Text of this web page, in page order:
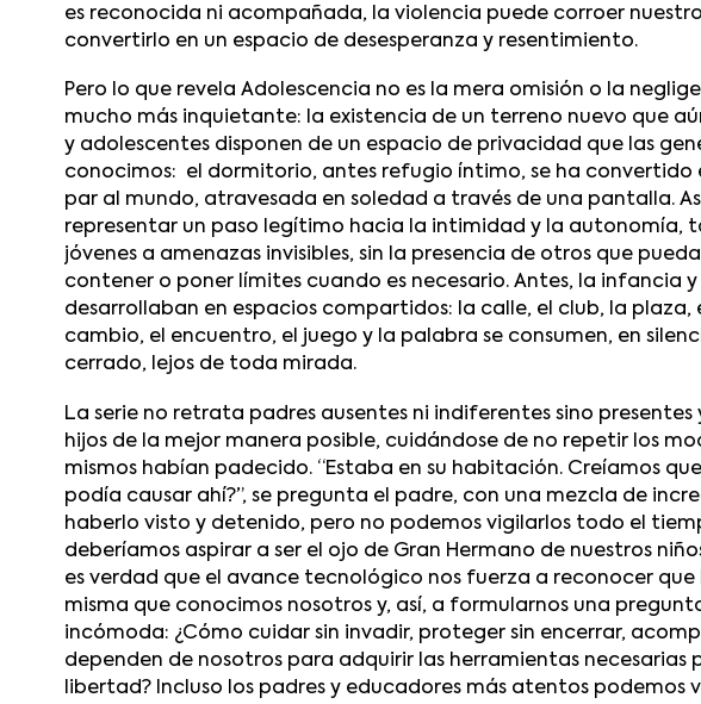
es reconocida ni acompañada, la violencia puede corroer
convertirlo en un espacio de desesperanza y resentimiento.
Pero lo que revela Adolescencia no es la mera omisión o la
mucho más inquietante: la existencia de un terreno nuevo que
y adolescentes disponen de un espacio de privacidad que las
conocimos: el dormitorio, antes refugio íntimo, se ha convertido
par al mundo, atravesada en soledad a través de una pantalla.
representar un paso legítimo hacia la intimidad y la autonomía,
jóvenes a amenazas invisibles, sin la presencia de otros que
contener o poner límites cuando es necesario. Antes, la infancia
desarrollaban en espacios compartidos: la calle, el club, la plaza,
cambio, el encuentro, el juego y la palabra se consumen, en
cerrado, lejos de toda mirada.
La serie no retrata padres ausentes ni indiferentes sino presentes
hijos de la mejor manera posible, cuidándose de no repetir los
mismos habían padecido. “Estaba en su habitación. Creíamos
podía causar ahí?”, se pregunta el padre, con una mezcla de
haberlo visto y detenido, pero no podemos vigilarlos todo el
deberíamos aspirar a ser el ojo de Gran Hermano de nuestros
es verdad que el avance tecnológico nos fuerza a reconocer que
misma que conocimos nosotros y, así, a formularnos una
incómoda: ¿Cómo cuidar sin invadir, proteger sin encerrar,
dependen de nosotros para adquirir las herramientas necesarias
libertad? Incluso los padres y educadores más atentos podemos